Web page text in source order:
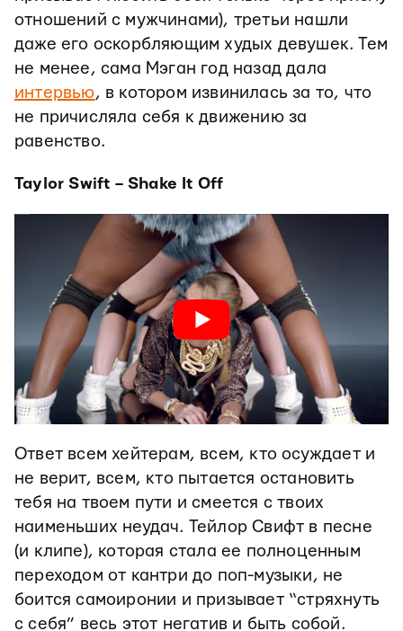
отношений с мужчинами), третьи нашли
даже его оскорбляющим худых девушек. Тем
не менее, сама Мэган год назад дала
интервью, в котором извинилась за то, что
не причисляла себя к движению за
равенство.
Taylor Swift – Shake It Off
Ответ всем хейтерам, всем, кто осуждает и
не верит, всем, кто пытается остановить
тебя на твоем пути и смеется с твоих
наименьших неудач. Тейлор Свифт в песне
(и клипе), которая стала ее полноценным
переходом от кантри до поп-музыки, не
боится самоиронии и призывает “стряхнуть
с себя” весь этот негатив и быть собой.